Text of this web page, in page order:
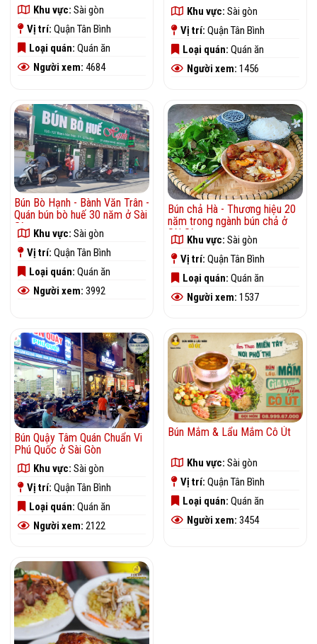
Khu vực: Sài gòn
Vị trí: Quận Tân Bình
Loại quán: Quán ăn
Người xem: 4684
Khu vực: Sài gòn
Vị trí: Quận Tân Bình
Loại quán: Quán ăn
Người xem: 1456
Bún Bò Hạnh - Bành Văn Trân -
Quán bún bò huế 30 năm ở Sài
Gòn Khu vực: Sài gòn
Vị trí: Quận Tân Bình
Loại quán: Quán ăn
Người xem: 3992
Bún chả Hà - Thương hiệu 20
năm trong ngành bún chả ở
Sài GònKhu vực: Sài gòn
Vị trí: Quận Tân Bình
Loại quán: Quán ăn
Người xem: 1537
Bún Quậy Tâm Quán Chuẩn Vi
Phú Quốc ở Sài Gòn
Khu vực: Sài gòn
Vị trí: Quận Tân Bình
Loại quán: Quán ăn
Người xem: 2122
Bún Mắm & Lẩu Mắm Cô Út
Khu vực: Sài gòn
Vị trí: Quận Tân Bình
Loại quán: Quán ăn
Người xem: 3454